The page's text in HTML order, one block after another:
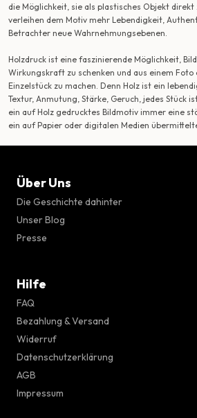
die Möglichkeit, sie als plastisches Objekt
verleihen dem Motiv mehr Lebendigkeit,
Betrachter neue Wahrnehmungsebenen.
Holzdruck ist eine faszinierende Möglichkeit,
Wirkungskraft zu schenken und aus einem Foto
Einzelstück zu machen. Denn Holz ist ein
Textur, Anmutung, Stärke, Geruch, jedes Stück
ein auf Holz gedrucktes Bildmotiv immer eine
ein auf Papier oder digitalen Medien
Über Uns
Die Geschichte dahinter
Unser Blog
Presse
Hilfe
FAQ
Bezahlung & Versand
Widerruf
Datenschutzerklärung
AGB
Impressum